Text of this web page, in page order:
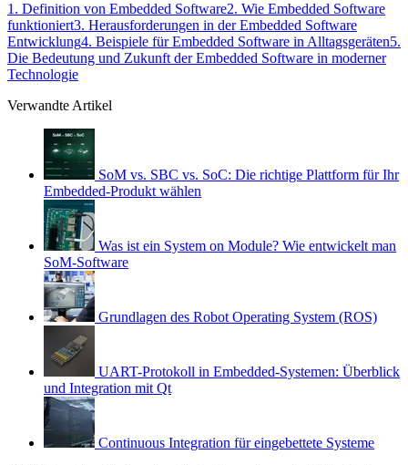
1. Definition von Embedded Software2. Wie Embedded Software
funktioniert3. Herausforderungen in der Embedded Software
Entwicklung4. Beispiele für Embedded Software in Alltagsgeräten5.
Die Bedeutung und Zukunft der Embedded Software in moderner
Technologie
Verwandte Artikel
SoM vs. SBC vs. SoC: Die richtige Plattform für Ihr
Embedded-Produkt wählen
Was ist ein System on Module? Wie entwickelt man
SoM-Software
Grundlagen des Robot Operating System (ROS)
UART-Protokoll in Embedded-Systemen: Überblick
und Integration mit Qt
Continuous Integration für eingebettete Systeme